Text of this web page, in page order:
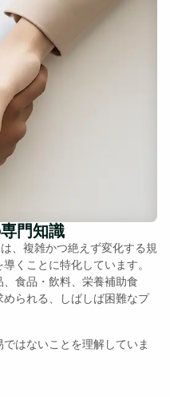
門知識
複雑かつ絶えず変化する規
くことに特化しています。
食品・飲料、栄養補助食
られる、しばしば困難なプ
はないことを理解していま